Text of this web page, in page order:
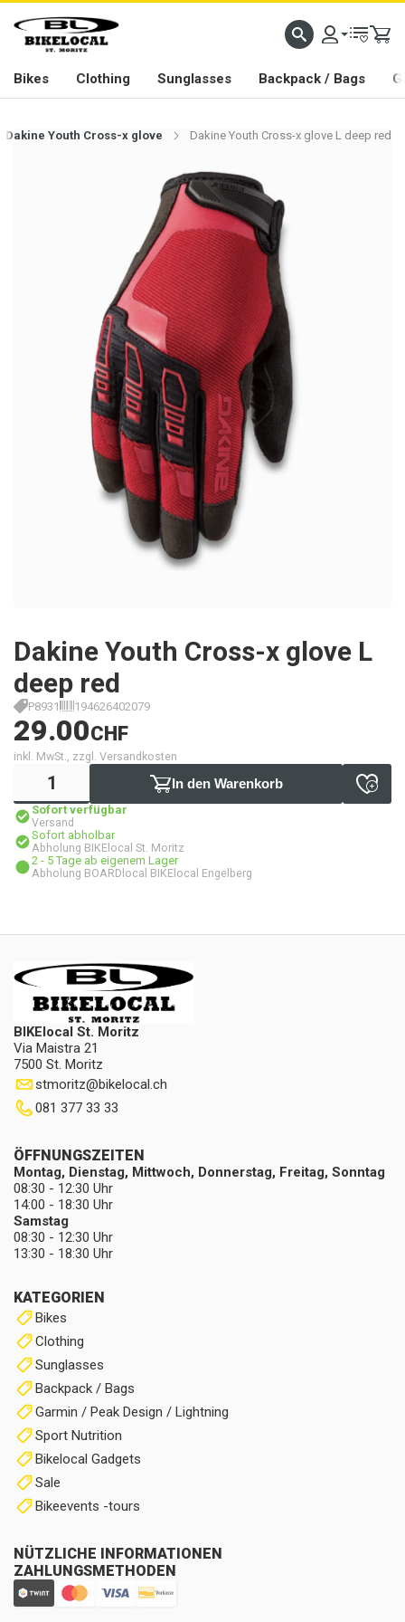
PASSION IN ALL WE DO
Bikes Clothing Sunglasses Backpack / Bags
Dakine Youth Cross-x glove Dakine Youth Cross-x glove L deep red
Dakine Youth Cross-x glove L
deep red
P8931 194626402079
29.00CHF
inkl. MwSt., zzgl. Versandkosten
In den Warenkorb
Sofort verfügbar
Versand
Sofort abholbar
Abholung BIKElocal St. Moritz
2 - 5 Tage ab eigenem Lager
Abholung BOARDlocal BIKElocal Engelberg
BIKElocal St. Moritz
Via Maistra 21
7500 St. Moritz
stmoritz@bikelocal.ch
081 377 33 33
KATEGORIEN
Bikes
Clothing
Sunglasses
Backpack / Bags
Garmin / Peak Design / Lightning
Sport Nutrition
Bikelocal Gadgets
Sale
Bikeevents -tours
NÜTZLICHE INFORMATIONEN
ZAHLUNGSMETHODEN
ÖFFNUNGSZEITEN
Montag, Dienstag, Mittwoch, Donnerstag, Freitag, Sonntag
08:30 - 12:30 Uhr
14:00 - 18:30 Uhr
Samstag
08:30 - 12:30 Uhr
13:30 - 18:30 Uhr